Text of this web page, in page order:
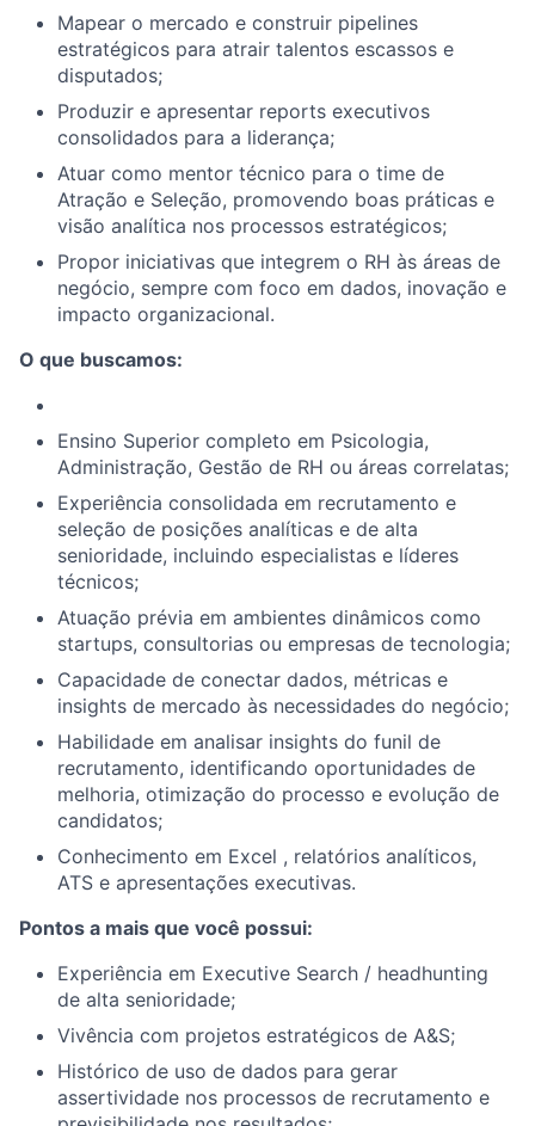
Mapear o mercado e construir pipelines
estratégicos para atrair talentos escassos e
disputados;
Produzir e apresentar reports executivos
consolidados para a liderança;
Atuar como mentor técnico para o time de
Atração e Seleção, promovendo boas práticas e
visão analítica nos processos estratégicos;
Propor iniciativas que integrem o RH às áreas de
negócio, sempre com foco em dados, inovação e
impacto organizacional.
O que buscamos:
Ensino Superior completo em Psicologia,
Administração, Gestão de RH ou áreas correlatas;
Experiência consolidada em recrutamento e
seleção de posições analíticas e de alta
senioridade, incluindo especialistas e líderes
técnicos;
Atuação prévia em ambientes dinâmicos como
startups, consultorias ou empresas de tecnologia;
Capacidade de conectar dados, métricas e
insights de mercado às necessidades do negócio;
Habilidade em analisar insights do funil de
recrutamento, identificando oportunidades de
melhoria, otimização do processo e evolução de
candidatos;
Conhecimento em Excel , relatórios analíticos,
ATS e apresentações executivas.
Pontos a mais que você possui:
Experiência em Executive Search / headhunting
de alta senioridade;
Vivência com projetos estratégicos de A&S;
Histórico de uso de dados para gerar
assertividade nos processos de recrutamento e